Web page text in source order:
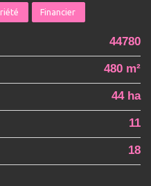
Financier
44780
480 m²
44 ha
11
18